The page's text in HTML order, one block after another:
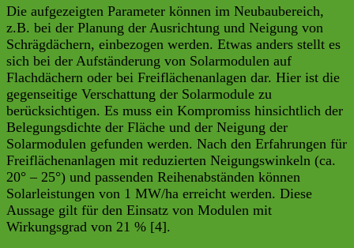
Die aufgezeigten Parameter können im Neubaubereich,
z.B. bei der Planung der Ausrichtung und Neigung von
Schrägdächern, einbezogen werden. Etwas anders stellt es
sich bei der Aufständerung von Solarmodulen auf
Flachdächern oder bei Freiflächenanlagen dar. Hier ist die
gegenseitige Verschattung der Solarmodule zu
berücksichtigen. Es muss ein Kompromiss hinsichtlich der
Belegungsdichte der Fläche und der Neigung der
Solarmodulen gefunden werden. Nach den Erfahrungen für
Freiflächenanlagen mit reduzierten Neigungswinkeln (ca.
20° – 25°) und passenden Reihenabständen können
Solarleistungen von 1 MW/ha erreicht werden. Diese
Aussage gilt für den Einsatz von Modulen mit
Wirkungsgrad von 21 % [4].